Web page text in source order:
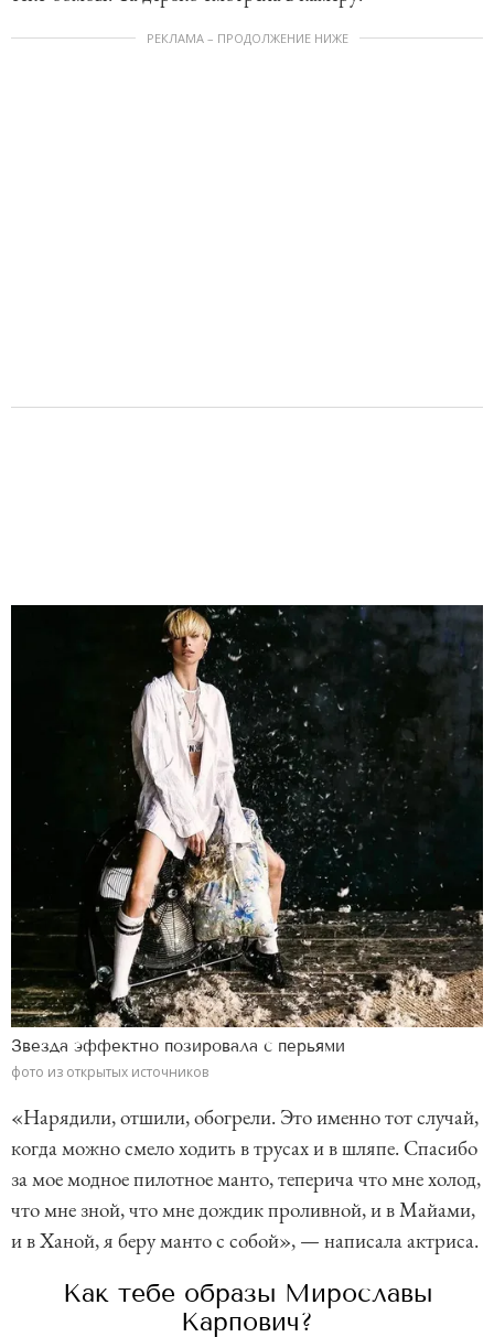
РЕКЛАМА – ПРОДОЛЖЕНИЕ НИЖЕ
Звезда эффектно позировала с перьями
фото из открытых источников
«Нарядили, отшили, обогрели. Это именно тот случай,
когда можно смело ходить в трусах и в шляпе. Спасибо
за мое модное пилотное манто, теперича что мне холод,
что мне зной, что мне дождик проливной, и в Майами,
и в Ханой, я беру манто с собой», — написала актриса.
Как тебе образы Мирославы
Карпович?